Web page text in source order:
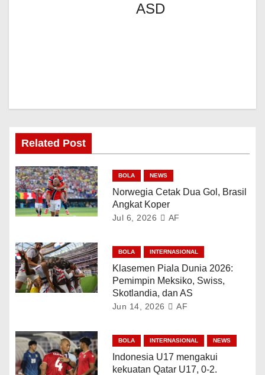
ASD
Related Post
BOLA NEWS
Norwegia Cetak Dua Gol, Brasil
Angkat Koper
Jul 6, 2026 AF
BOLA INTERNASIONAL
Klasemen Piala Dunia 2026:
Pemimpin Meksiko, Swiss,
Skotlandia, dan AS
Jun 14, 2026 AF
BOLA INTERNASIONAL NEWS
Indonesia U17 mengakui
kekuatan Qatar U17, 0-2.